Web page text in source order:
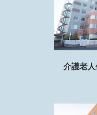
介護老